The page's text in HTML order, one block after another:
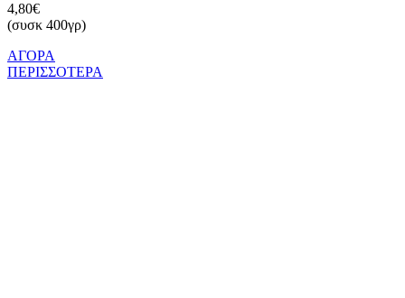
4,80€
(συσκ 400γρ)
ΑΓΟΡΑ
ΠΕΡΙΣΣΟΤΕΡΑ